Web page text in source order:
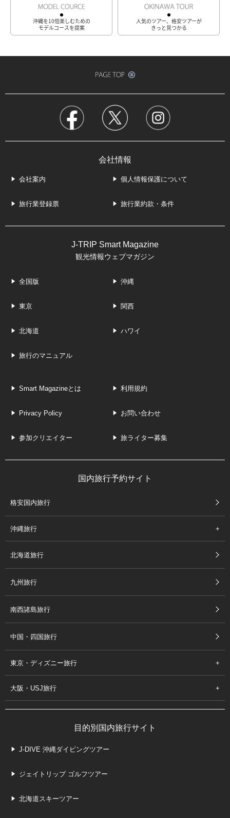
沖縄を10倍楽しむための
モデルコースを提案
人気のツアー、格安ツアーが
きっと見つかる
会社情報
会社案内 個人情報保護について
旅行業登録票 旅行業約款・条件
J-TRIP Smart Magazine
観光情報ウェブマガジン
全国版 沖縄
東京 関西
北海道 ハワイ
旅行のマニュアル
Smart Magazineとは 利用規約
Privacy Policy お問い合わせ
参加クリエイター 旅ライター募集
国内旅行予約サイト
格安国内旅行
沖縄旅行
北海道旅行
九州旅行
南西諸島旅行
中国・四国旅行
東京・ディズニー旅行
大阪・USJ旅行
目的別国内旅行サイト
J-DIVE 沖縄ダイビングツアー
ジェイトリップ ゴルフツアー
北海道スキーツアー